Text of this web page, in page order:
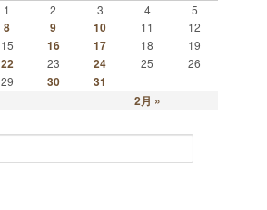
2月 »
1 2 3 4 5
8 9 10 11
12
15 16 17 18 19
22 23 24 25 26
29 30 31